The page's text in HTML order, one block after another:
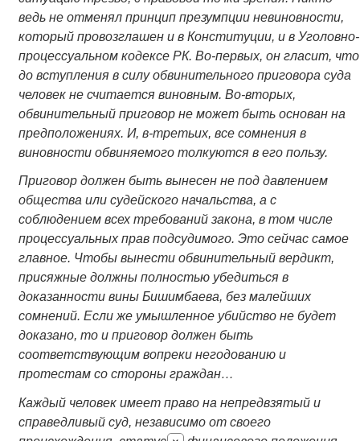
ведь не отменял принцип презумпции невиновности,
который провозглашен и в Конституции, и в Уголовно-
процессуальном кодексе РК. Во-первых, он гласит, что
до вступления в силу обвинительного приговора суда
человек не считается виновным. Во-вторых,
обвинительный приговор не может быть основан на
предположениях. И, в-третьих, все сомнения в
виновности обвиняемого толкуются в его пользу.
Приговор должен быть вынесен не под давлением
общества или судейского начальства, а с
соблюдением всех требований закона, в том числе
процессуальных прав подсудимого. Это сейчас самое
главное. Чтобы вынести обвинительный вердикт,
присяжные должны полностью убедиться в
доказанности вины Бишимбаева, без малейших
сомнений. Если же умышленное убийство не будет
доказано, то и приговор должен быть
соответствующим вопреки негодованию и
протестам со стороны граждан…
Каждый человек имеет право на непредвзятый и
справедливый суд, независимо от своего